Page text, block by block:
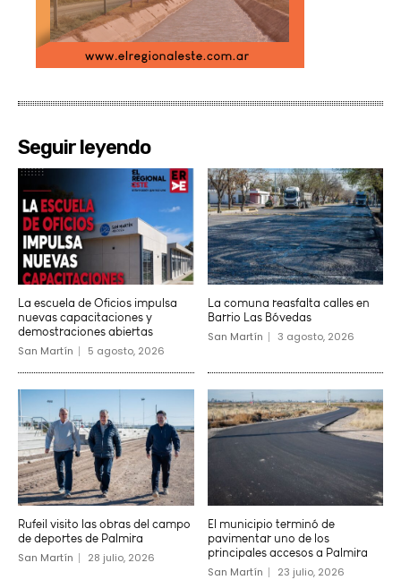
Seguir leyendo
La escuela de Oficios impulsa
nuevas capacitaciones y
demostraciones abiertas
San Martín 5 agosto, 2026
La comuna reasfalta calles en
Barrio Las Bóvedas
San Martín 3 agosto, 2026
Rufeil visito las obras del campo
de deportes de Palmira
San Martín 28 julio, 2026
El municipio terminó de
pavimentar uno de los
principales accesos a Palmira
San Martín 23 julio, 2026